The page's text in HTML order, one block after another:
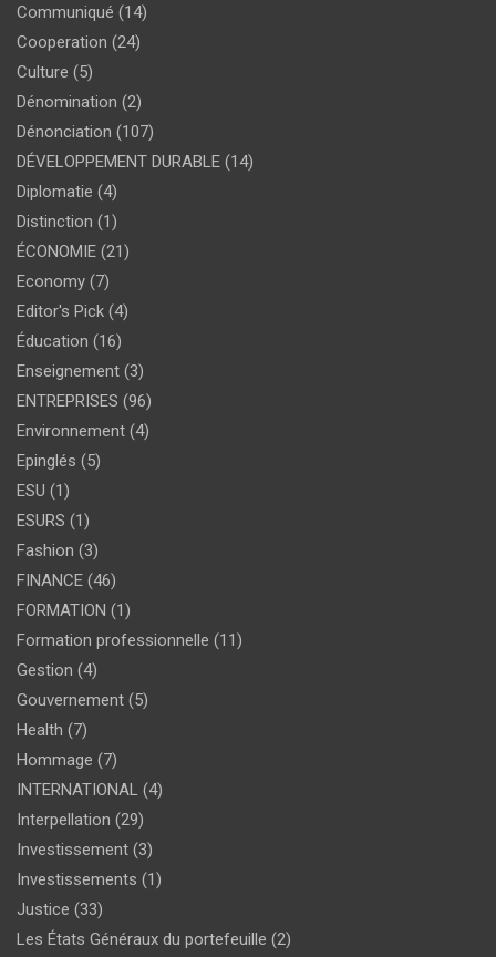
Communiqué (14)
Cooperation (24)
Culture (5)
Dénomination (2)
Dénonciation (107)
DÉVELOPPEMENT DURABLE (14)
Diplomatie (4)
Distinction (1)
ÉCONOMIE (21)
Economy (7)
Editor's Pick (4)
Éducation (16)
Enseignement (3)
ENTREPRISES (96)
Environnement (4)
Epinglés (5)
ESU (1)
ESURS (1)
Fashion (3)
FINANCE (46)
FORMATION (1)
Formation professionnelle (11)
Gestion (4)
Gouvernement (5)
Health (7)
Hommage (7)
INTERNATIONAL (4)
Interpellation (29)
Investissement (3)
Investissements (1)
Justice (33)
Les États Généraux du portefeuille (2)